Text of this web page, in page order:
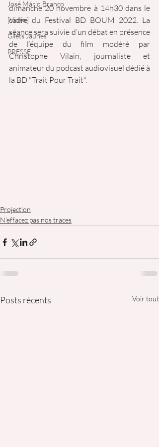
José Mário Branco
[Vidéo]
Gilets Jaunes
PRESSE
dimanche 20 novembre à 14h30 dans le
cadre du Festival BD BOUM 2022. La
séance sera suivie d’un débat en présence
de l’équipe du film modéré par
Christophe Vilain, journaliste et
animateur du podcast audiovisuel dédié à
la BD "Trait Pour Trait".
Projection
N'effacez pas nos traces
Posts récents Voir tout